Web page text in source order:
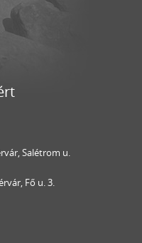
Salétrom u.
Fő u. 3.